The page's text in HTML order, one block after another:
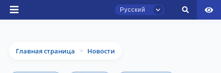
Русский
Главная страница > Новости